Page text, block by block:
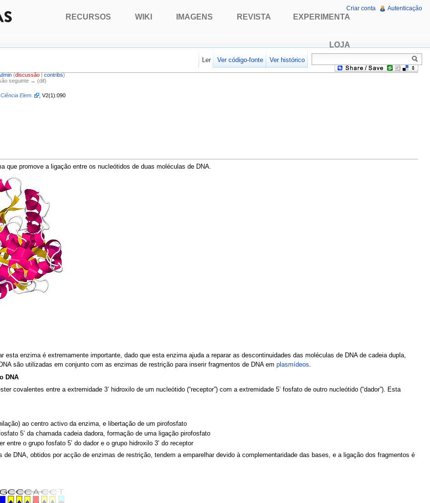
(discussão|contribs)
seguinte → (dif)
Elem.
, V2(1):090
que promove a ligação entre os nucleótidos de duas moléculas de DNA.
esta enzima é extremamente importante, dado que esta enzima ajuda a reparar as descontinuidades das moléculas de DNA de cadeia dupla,
são utilizadas em conjunto com as enzimas de restrição para inserir fragmentos de DNA em plasmídeos.
DNA
covalentes entre a extremidade 3’ hidroxilo de um nucleótido (“receptor”) com a extremidade 5’ fosfato de outro nucleótido (“dador”). Esta
ao centro activo da enzima, e libertação de um pirofosfato
5’ da chamada cadeia dadora, formação de uma ligação pirofosfato
entre o grupo fosfato 5’ do dador e o grupo hidroxilo 3’ do receptor
DNA, obtidos por acção de enzimas de restrição, tendem a emparelhar devido à complementaridade das bases, e a ligação dos fragmentos é
RECURSOS WIKI IMAGENS REVISTA EXPERIMENTA
LOJA
Criar conta Autenticação
Ler Ver código-fonte Ver histórico